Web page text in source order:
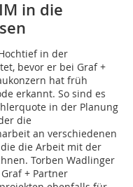
in die
in der
bevor er bei Graf +
hat früh
erkannt. So sind es
in der Planung
die
an verschiedenen
die die Arbeit mit der
Torben Wadlinger
+ Partner